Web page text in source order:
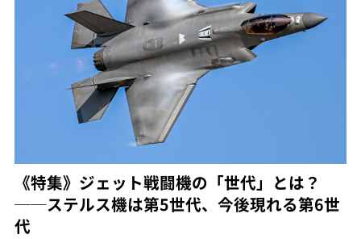
《特集》ジェット戦闘機の「世代」とは？
──ステルス機は第5世代、今後現れる第6世
代